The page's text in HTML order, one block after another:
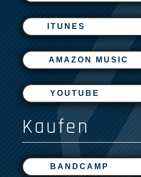
ITUNES
AMAZON MUSIC
YOUTUBE
Kaufen
BANDCAMP